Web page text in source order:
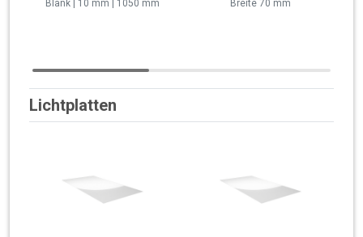
Blank | 10 mm | 1050 mm
Breite 70 mm
Lichtplatten